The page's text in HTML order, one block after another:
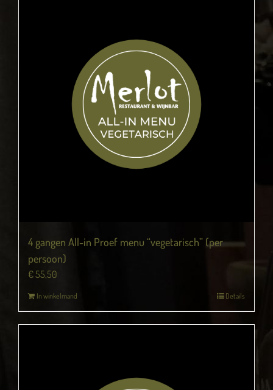
4 gangen All-in Proef menu “vegetarisch” (per
persoon)
€55,50
In winkelmand Details